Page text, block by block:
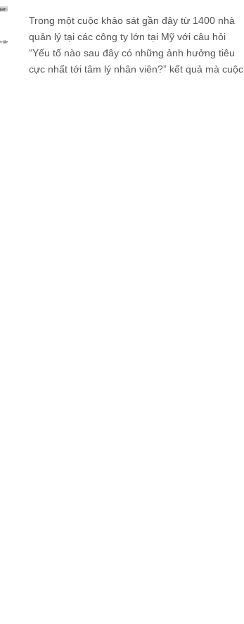
Trong một cuộc khảo sát gần đây từ 1400 nhà
quản lý tại các công ty lớn tại Mỹ với câu hỏi
“Yếu tố nào sau đây có những ảnh hưởng tiêu
cực nhất tới tâm lý nhân viên?” kết quả mà cuộc